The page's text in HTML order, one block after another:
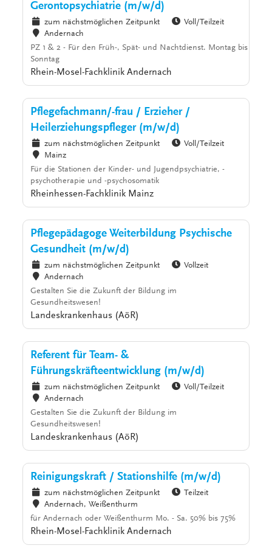
Gerontopsychiatrie (m/w/d)
zum nächstmöglichen Zeitpunkt
Voll/Teilzeit
Andernach
PZ 1 & 2 - Für den Früh-, Spät- und Nachtdienst. Montag bis
Sonntag
Rhein-Mosel-Fachklinik Andernach
Pflegefachmann/-frau / Erzieher /
Heilerziehungspfleger (m/w/d)
zum nächstmöglichen Zeitpunkt
Voll/Teilzeit
Mainz
Für die Stationen der Kinder- und Jugendpsychiatrie, -
psychotherapie und -psychosomatik
Rheinhessen-Fachklinik Mainz
Pflegepädagoge Weiterbildung Psychische
Gesundheit (m/w/d)
zum nächstmöglichen Zeitpunkt
Vollzeit
Andernach
Gestalten Sie die Zukunft der Bildung im
Gesundheitswesen!
Landeskrankenhaus (AöR)
Referent für Team- &
Führungskräfteentwicklung (m/w/d)
zum nächstmöglichen Zeitpunkt
Voll/Teilzeit
Andernach
Gestalten Sie die Zukunft der Bildung im
Gesundheitswesen!
Landeskrankenhaus (AöR)
Reinigungskraft / Stationshilfe (m/w/d)
zum nächstmöglichen Zeitpunkt
Teilzeit
Andernach, Weißenthurm
für Andernach oder Weißenthurm Mo. - Sa. 50% bis 75%
Rhein-Mosel-Fachklinik Andernach